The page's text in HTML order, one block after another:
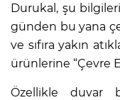
Durukal, şu
günden bu yana
ve sıfıra yakın
ürünlerine “Çevre
Özellikle duvar